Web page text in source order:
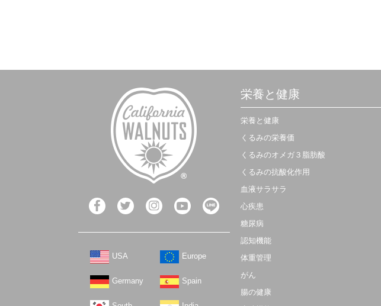
USA Europe
Germany Spain
栄養と健康
栄養と健康
くるみの栄養価
くるみのオメガ３脂肪酸
くるみの抗酸化作用
血液サラサラ
心疾患
糖尿病
認知機能
体重管理
がん
腸の健康